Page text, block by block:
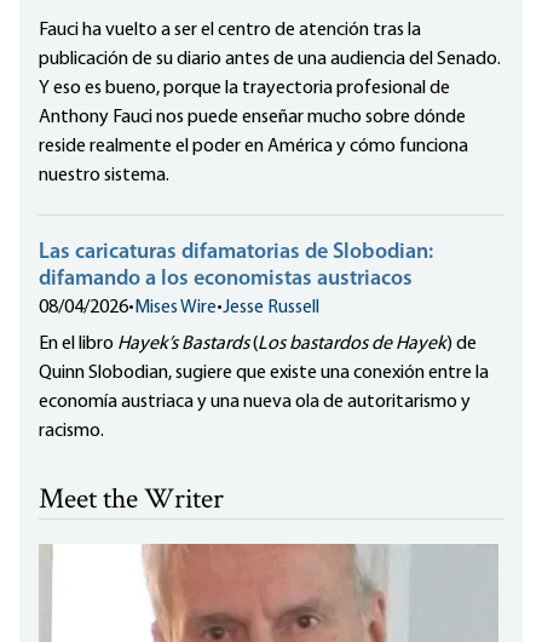
Fauci ha vuelto a ser el centro de atención tras la
publicación de su diario antes de una audiencia del Senado.
Y eso es bueno, porque la trayectoria profesional de
Anthony Fauci nos puede enseñar mucho sobre dónde
reside realmente el poder en América y cómo funciona
nuestro sistema.
Las caricaturas difamatorias de Slobodian:
difamando a los economistas austriacos
08/04/2026• Mises Wire•Jesse Russell
En el libro Hayek’s Bastards(Los bastardos de Hayek) de
Quinn Slobodian, sugiere que existe una conexión entre la
economía austriaca y una nueva ola de autoritarismo y
racismo.
Meet the Writer